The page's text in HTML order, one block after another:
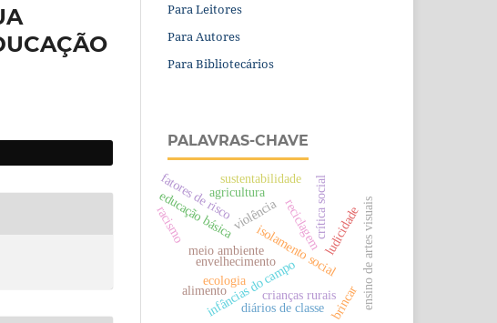
Para Leitores
Para Autores
Para Bibliotecários
PALAVRAS-CHAVE
violência
meio ambienteisolamento social
infâncias do campocrianças ruraisbrincar
educação básica
envelhecimento
reciclagemludicidade
diários de classe
fatores de riscoagricultura crítica social ensino de artes visuais
ecologia
sustentabilidade
racismo
alimento